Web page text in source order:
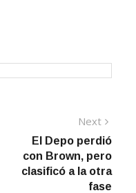
Next
post:
El Depo perdió
con Brown, pero
clasificó a la otra
fase